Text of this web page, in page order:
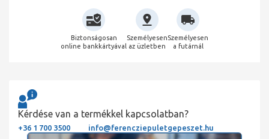
Biztonságosan
online bankkártyával
Személyesen
az üzletben
Személyesen
a futárnál
Kérdése van a termékkel kapcsolatban?
+36 1 700 3500 info@ferencziepuletgepeszet.hu